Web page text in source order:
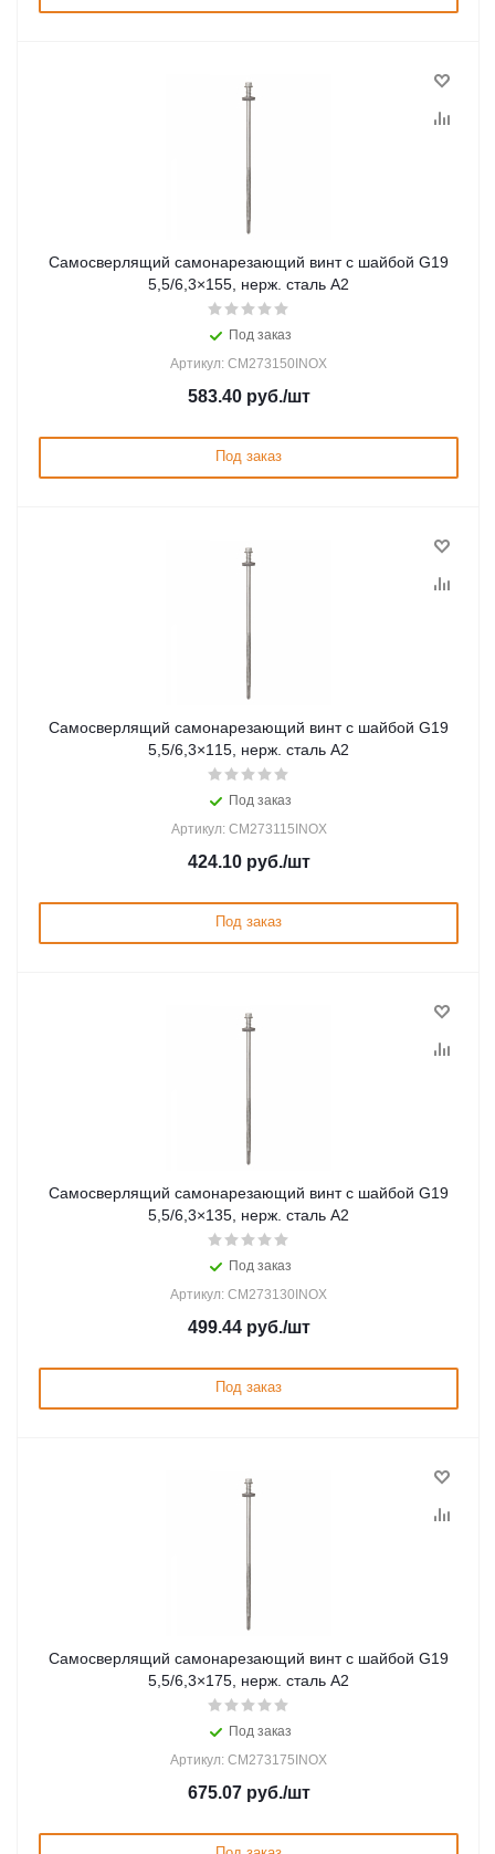
Самосверлящий самонарезающий винт с шайбой G19
5,5/6,3×155, нерж. сталь А2
Под заказ
Артикул: CM273150INOX
583.40руб./шт
Под заказ
Самосверлящий самонарезающий винт с шайбой G19
5,5/6,3×115, нерж. сталь А2
Под заказ
Артикул: CM273115INOX
424.10руб./шт
Под заказ
Самосверлящий самонарезающий винт с шайбой G19
5,5/6,3×135, нерж. сталь А2
Под заказ
Артикул: CM273130INOX
499.44руб./шт
Под заказ
Самосверлящий самонарезающий винт с шайбой G19
5,5/6,3×175, нерж. сталь А2
Под заказ
Артикул: CM273175INOX
675.07руб./шт